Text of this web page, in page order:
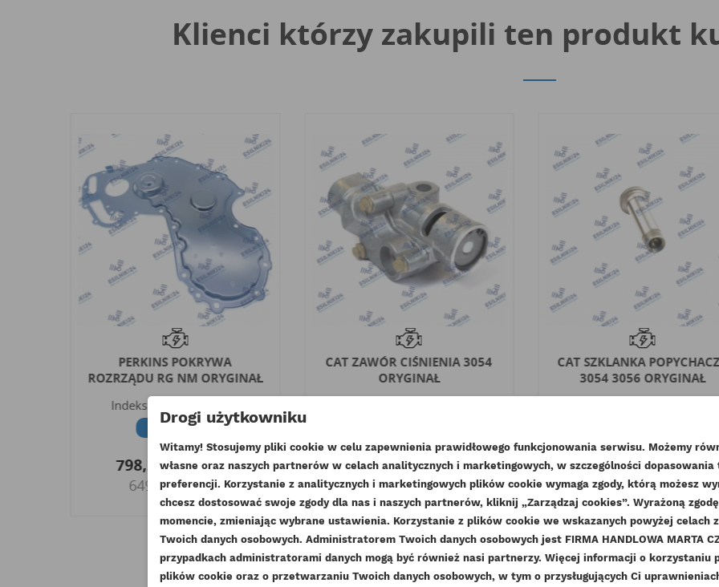
DODAJ DO LISTY ŻYCZEŃ
UTWÓRZ LISTĘ ŻYCZEŃ
NAZWA LISTY ŻYCZEŃ
ZALOGUJ SIĘ
Musisz być zalogowany by zapisać produkty na swojej liście
Klienci którzy zakupili ten produkt
PERKINS POKRYWA
ROZRZĄDU RG NM ORYGINAŁ
Indeks
Dostępny
798,27 złBrutto
649,00 złNetto
CAT ZAWÓR CIŚNIENIA 3054
ORYGINAŁ
269,37 złBrutto
219,00 złNetto
CAT SZKLANKA
3054 3056 ORYGINAŁ
43,05 złBrutto
35,00 złNetto
Drogi użytkowniku
Witamy! Stosujemy pliki cookie w celu zapewnienia prawidłowego funkcjonowania serwisu. Możemy
własne oraz naszych partnerów w celach analitycznych i marketingowych, w szczególności
preferencji. Korzystanie z analitycznych i marketingowych plików cookie wymaga zgody, którą możesz
chcesz dostosować swoje zgody dla nas i naszych partnerów, kliknij „Zarządzaj cookies”. Wyrażoną
momencie, zmieniając wybrane ustawienia. Korzystanie z plików cookie we wskazanych powyżej celach
Twoich danych osobowych. Administratorem Twoich danych osobowych jest FIRMA HANDLOWA MARTA
przypadkach administratorami danych mogą być również nasi partnerzy. Więcej informacji o korzystaniu
plików cookie oraz o przetwarzaniu Twoich danych osobowych, w tym o przysługujących Ci